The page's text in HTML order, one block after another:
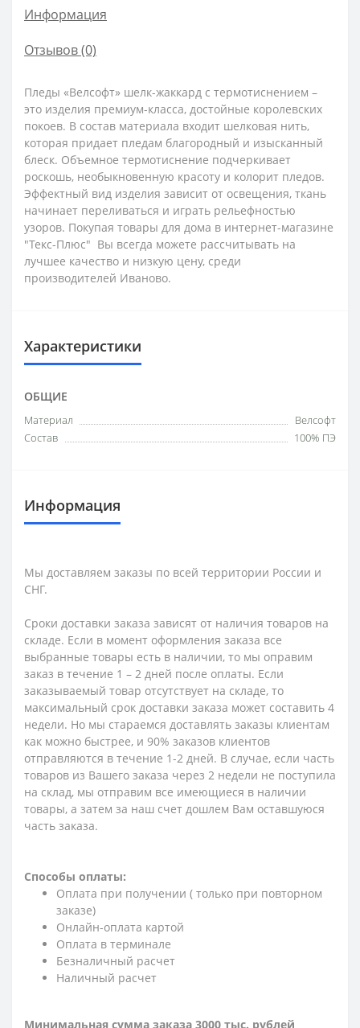
Информация
Отзывов (0)
Пледы «Велсофт» шелк-жаккард с термотиснением –
это изделия премиум-класса, достойные королевских
покоев. В состав материала входит шелковая нить,
которая придает пледам благородный и изысканный
блеск. Объемное термотиснение подчеркивает
роскошь, необыкновенную красоту и колорит пледов.
Эффектный вид изделия зависит от освещения, ткань
начинает переливаться и играть рельефностью
узоров. Покупая товары для дома в интернет-магазине
"Текс-Плюс" Вы всегда можете рассчитывать на
лучшее качество и низкую цену, среди
производителей Иваново.
Характеристики
ОБЩИЕ
Материал
Велсофт
Состав
100% ПЭ
Информация
Мы доставляем заказы по всей территории России и
СНГ.
Сроки доставки заказа зависят от наличия товаров на
складе. Если в момент оформления заказа все
выбранные товары есть в наличии, то мы оправим
заказ в течение 1 – 2 дней после оплаты. Если
заказываемый товар отсутствует на складе, то
максимальный срок доставки заказа может составить 4
недели. Но мы стараемся доставлять заказы клиентам
как можно быстрее, и 90% заказов клиентов
отправляются в течение 1-2 дней. В случае, если часть
товаров из Вашего заказа через 2 недели не поступила
на склад, мы отправим все имеющиеся в наличии
товары, а затем за наш счет дошлем Вам оставшуюся
часть заказа.
Способы оплаты:
Оплата при получении ( только при повторном
заказе)
Онлайн-оплата картой
Оплата в терминале
Безналичный расчет
Наличный расчет
Минимальная сумма заказа 3000 тыс. рублей